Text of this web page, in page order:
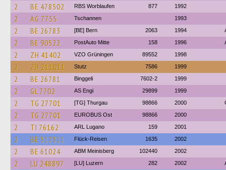
2 BE 478502 RBS Worblaufen 877 1992
2 AG 7755 Tschannen 1993
2 BE 26783 [BE] Bern 2063 1994
2 BE 90522 PostAuto Mitte 158 1996
2 ZH 41402 VZO Grüningen 89552 1998
2 ZH 211011 Stutz 7586 1999
2 BE 26781 Binggeli 7602-2 1999
2 GL 7702 AS Engi 29899 1999
2 TG 27701 [TG] Thurgau 98866 2000
2 TG 27701 EUROBUS Ost 98866 2000
2 TI 76162 ARL Lugano 159 2001
2 BE 517311 Flück-Reisen 1635 2002
2 BE 61024 ABM Meinisberg 102440 2002
2 LU 248897 [LU] Luzern 282 2002